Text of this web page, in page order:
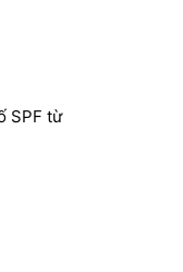
SPF từ